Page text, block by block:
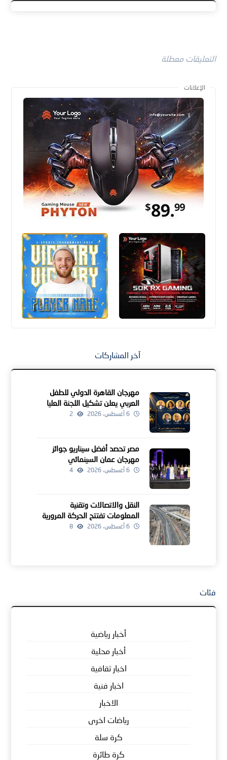
التعليقات معطلة
الإعلانات
آخر المشاركات
مهرجان القاهرة الدولي للطفل
العربي يعلن تشكيل اللجنة العليا
للدورة الرابعة
6 أغسطس، 2026 2
مصر تحصد أفضل سيناريو جوائز
مهرجان عمان السينمائي
6 أغسطس، 2026 4
النقل والاتصالات وتقنية
المعلومات تفتتح الحركة المرورية
لمشروعين للطرق بالداخلية
6 أغسطس، 2026 8
فئات
أخبار رياضية
أخبار محلية
اخبار ثقافية
اخبار فنية
الاخبار
رياضات اخرى
كرة سلة
كرة طائرة